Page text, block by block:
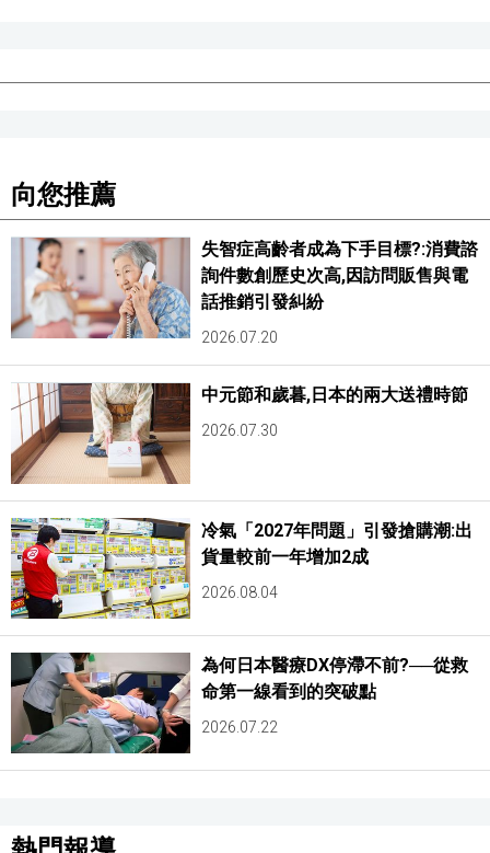
醫療健康
語言
東京
編輯部通知
向您推薦
失智症高齡者成為下手目標?:消費諮
詢件數創歷史次高,因訪問販售與電
話推銷引發糾紛
2026.07.20
中元節和歲暮,日本的兩大送禮時節
2026.07.30
冷氣「2027年問題」引發搶購潮:出
貨量較前一年增加2成
2026.08.04
為何日本醫療DX停滯不前?──從救
命第一線看到的突破點
2026.07.22